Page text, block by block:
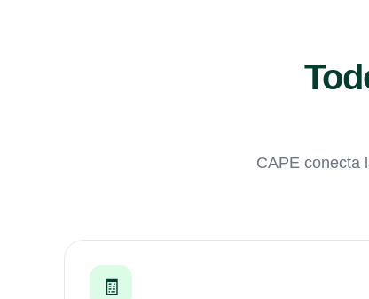
CAPE conecta
🧾